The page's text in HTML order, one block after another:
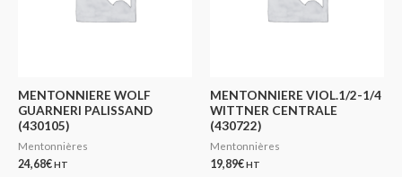
MENTONNIERE WOLF
GUARNERI PALISSAND
(430105)
Mentonnières
24,68€HT
MENTONNIERE VIOL.1/2-1/4
WITTNER CENTRALE
(430722)
Mentonnières
19,89€HT